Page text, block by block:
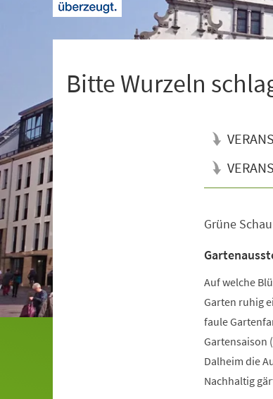
Bitte Wurzeln
Grüne
Auf welche
Garten ruhig
faule
Gartensaison
Dalheim die
Nachhaltig